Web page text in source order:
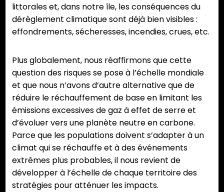
littorales et, dans notre île, les conséquences du
dérèglement climatique sont déjà bien visibles :
effondrements, sécheresses, incendies, crues, etc.
Plus globalement, nous réaffirmons que cette
question des risques se pose à l’échelle mondiale
et que nous n’avons d’autre alternative que de
réduire le réchauffement de base en limitant les
émissions excessives de gaz à effet de serre et
d’évoluer vers une planète neutre en carbone.
Parce que les populations doivent s’adapter à un
climat qui se réchauffe et à des événements
extrêmes plus probables, il nous revient de
développer à l’échelle de chaque territoire des
stratégies pour atténuer les impacts.